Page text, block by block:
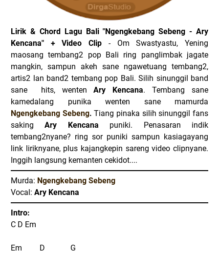
Lirik & Chord Lagu Bali "Ngengkebang Sebeng - Ary
Kencana" + Video Clip - Om Swastyastu, Yening
maosang tembang2 pop Bali ring panglimbak jagate
mangkin, sampun akeh sane ngawetuang tembang2,
artis2 lan band2 tembang pop Bali. Silih sinunggil band
sane hits, wentenAry Kencana. Tembang sane
kamedalang punika wenten sane mamurda
Ngengkebang Sebeng. Tiang pinaka silih sinunggil fans
sakingAry Kencana
puniki. Penasaran indik
tembang2nyane? ring sor puniki sampun kasiagayang
link liriknyane, plus kajangkepin sareng video clipnyane.
Inggih langsung kemanten cekidot....
Murda: Ngengkebang Sebeng
Vocal: Ary Kencana
Intro:
C D Em
Em D G